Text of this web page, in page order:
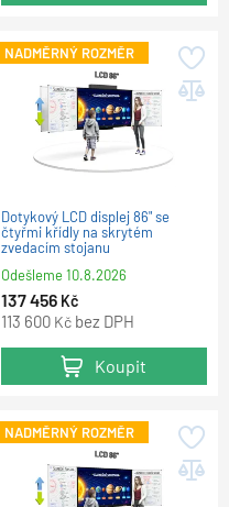
NADMĚRNÝ ROZMĚR
Dotykový LCD displej 86" se
čtyřmi křídly na skrytém
zvedacím stojanu
Odešleme10.8.2026
137 456 Kč
113 600 Kč bez DPH
Koupit
NADMĚRNÝ ROZMĚR